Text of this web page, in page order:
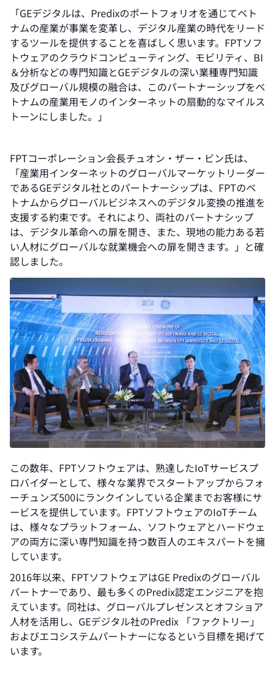
「GEデジタルは、Predixのポートフォリオを通じてベト
ナムの産業が事業を変革し、デジタル産業の時代をリード
するツールを提供することを喜ばしく思います。FPTソフ
トウェアのクラウドコンピューティング、モビリティ、BI
＆分析などの専門知識とGEデジタルの深い業種専門知識
及びグローバル規模の融合は、このパートナーシップをベ
トナムの産業用モノのインターネットの扇動的なマイルス
トーンにしました。」
FPTコーポレーション会長チュオン・ザー・ビン氏は、
「産業用インターネットのグローバルマーケットリーダー
であるGEデジタル社とのパートナーシップは、FPTのベ
トナムからグローバルビジネスへのデジタル変換の推進を
支援する約束です。それにより、両社のパートナシップ
は、デジタル革命への扉を開き、また、現地の能力ある若
い人材にグローバルな就業機会への扉を開きます。」と確
認しました。
この数年、FPTソフトウェアは、熟達したIoTサービスプ
ロバイダーとして、様々な業界でスタートアップからフォ
ーチュンズ500にランクインしている企業までお客様にサ
ービスを提供しています。FPTソフトウェアのIoTチーム
は、様々なプラットフォーム、ソフトウェアとハードウェ
アの両方に深い専門知識を持つ数百人のエキスパートを擁
しています。
2016年以来、FPTソフトウェアはGE Predixのグローバル
パートナーであり、最も多くのPredix認定エンジニアを抱
えています。同社は、グローバルプレゼンスとオフショア
人材を活用し、GEデジタル社のPredix 「ファクトリー」
およびエコシステムパートナーになるという目標を掲げて
います。